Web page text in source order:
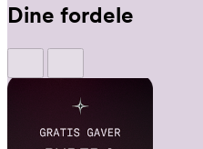
Dine fordele